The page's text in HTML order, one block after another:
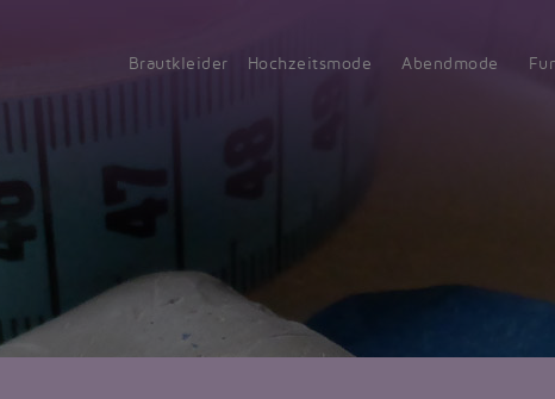
Brautkleider Hochzeitsmode Abendmode